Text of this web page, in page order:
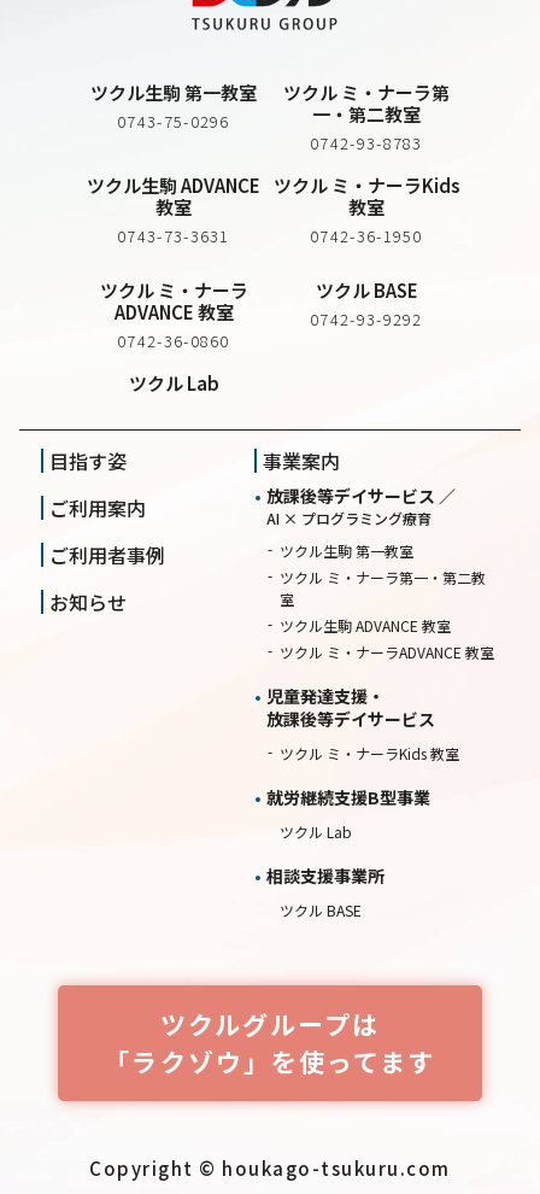
ツクル ミ・ナーラKids
教室
0742-36-1950
ツクル生駒 第一教室
0743-75-0296
ツクル ミ・ナーラ第
一・第二教室
0742-93-8783
ツクル生駒 ADVANCE
教室
0743-73-3631
ツクル ミ・ナーラ
ADVANCE 教室
0742-36-0860
ツクル Lab
ツクル BASE
0742-93-9292
目指す姿
ご利用案内
ご利用者事例
お知らせ
事業案内
放課後等デイサービス ／
AI × プログラミング療育
ツクル生駒 第一教室
ツクル ミ・ナーラ第一・第二教
室
ツクル生駒 ADVANCE 教室
ツクル ミ・ナーラADVANCE 教室
児童発達支援・
放課後等デイサービス
ツクル ミ・ナーラKids 教室
就労継続⽀援B型事業
ツクル Lab
相談⽀援事業所
ツクル BASE
ツクルグループは
「ラクゾウ」を使ってます
Copyright © houkago-tsukuru.com